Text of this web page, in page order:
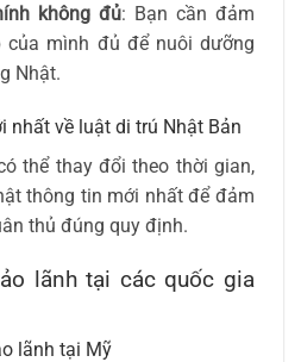
không đủ: Bạn cần đảm
của mình đủ để nuôi dưỡng
Nhật.
nhất về luật di trú Nhật Bản
thể thay đổi theo thời gian,
thông tin mới nhất để đảm
thủ đúng quy định.
lãnh tại các quốc gia
lãnh tại Mỹ